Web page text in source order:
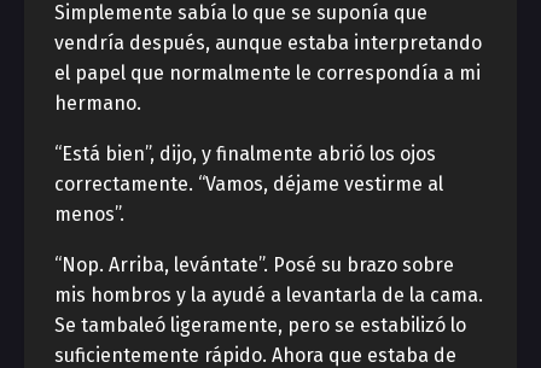
Simplemente sabía lo que se suponía que
vendría después, aunque estaba interpretando
el papel que normalmente le correspondía a mi
hermano.
“Está bien”, dijo, y finalmente abrió los ojos
correctamente. “Vamos, déjame vestirme al
menos”.
“Nop. Arriba, levántate”. Posé su brazo sobre
mis hombros y la ayudé a levantarla de la cama.
Se tambaleó ligeramente, pero se estabilizó lo
suficientemente rápido. Ahora que estaba de